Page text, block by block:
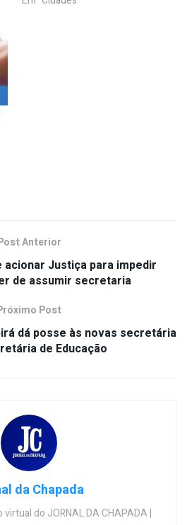
Anterior
Justiça para impedir
de assumir secretaria
Post
dá posse às novas secretária
de Educação
da Chapada
virtual do JORNAL DA CHAPADA |